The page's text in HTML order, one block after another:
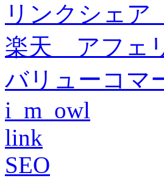
リンクシェ
楽天 アフェ
バリューコ
i_m_owl
link
SEO